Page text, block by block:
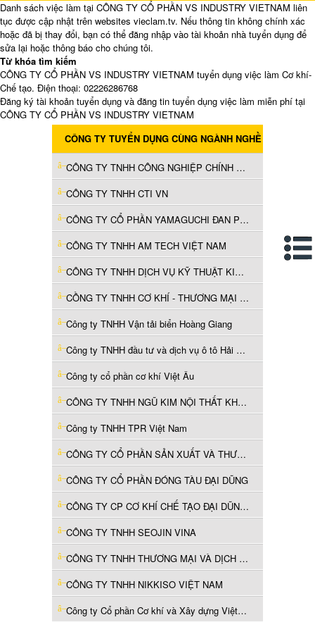
Danh sách việc làm tại CÔNG TY CỔ PHẦN VS INDUSTRY VIETNAM liên
tục được cập nhật trên websites vieclam.tv. Nếu thông tin không chính xác
hoặc đã bị thay đổi, bạn có thể đăng nhập vào tài khoản nhà tuyển dụng để
sửa lại hoặc thông báo cho chúng tôi.
Từ khóa tìm kiếm
CÔNG TY CỔ PHẦN VS INDUSTRY VIETNAM tuyển dụng việc làm Cơ khí-
Chế tạo. Điện thoại: 02226286768
Đăng ký tài khoản tuyển dụng và đăng tin tuyển dụng việc làm miễn phí tại
CÔNG TY CỔ PHẦN VS INDUSTRY VIETNAM
CÔNG TY TUYỂN DỤNG CÙNG NGÀNH NGHỀ
CÔNG TY TNHH CÔNG NGHIỆP CHÍNH XÁC TORI VIỆT NAM
CÔNG TY TNHH CTI VN
CÔNG TY CỔ PHẦN YAMAGUCHI ĐAN PHƯỢNG
CÔNG TY TNHH AM TECH VIỆT NAM
CÔNG TY TNHH DỊCH VỤ KỸ THUẬT KIM THỊNH - VIỆT NAM
CỒNG TY TNHH CƠ KHÍ - THƯƠNG MẠI VĨNH THỊNH
Công ty TNHH Vận tải biển Hoàng Giang
Công ty TNHH đầu tư và dịch vụ ô tô Hải Dương
Công ty cổ phần cơ khí Việt Âu
CÔNG TY TNHH NGŨ KIM NỘI THẤT KHOA SÁNG VIỆT NAM
Công ty TNHH TPR Việt Nam
CÔNG TY CỔ PHẦN SẢN XUẤT VÀ THƯƠNG MẠI GREEN SUPPLY
CÔNG TY CỔ PHẦN ĐÓNG TÀU ĐẠI DŨNG
CÔNG TY CP CƠ KHÍ CHẾ TẠO ĐẠI DŨNG VŨNG TÀU
CÔNG TY TNHH SEOJIN VINA
CÔNG TY TNHH THƯƠNG MẠI VÀ DỊCH VỤ GIA MINH AUTO VIỆT NAM
CÔNG TY TNHH NIKKISO VIỆT NAM
Công ty Cổ phần Cơ khí và Xây dựng Việt Nhật